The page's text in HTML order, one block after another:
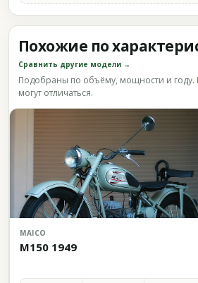
Похожие по
Сравнить другие модели →
Подобраны по объёму, мощности и году.
могут отличаться.
MAICO
M150 1949